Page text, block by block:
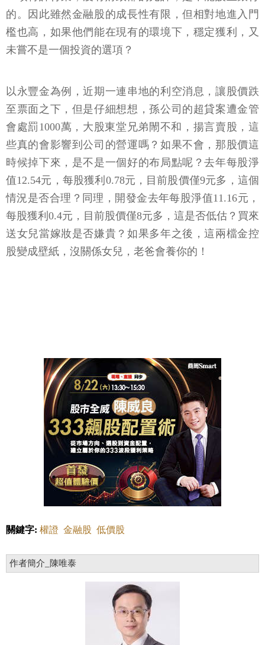
的。因此雖然金融股的成長性有限，但相對地進入門
檻也高，如果他們能在現有的環境下，穩定獲利，又
未嘗不是一個投資的選項？
以永豐金為例，近期一連串地的利空消息，讓股價跌
至票面之下，但是仔細想想，孫公司的超貸案遭金管
會處罰1000萬，大股東堂兄弟閙不和，揚言賣股，這
些真的會影響到公司的營運嗎？如果不會，那股價這
時候掉下來，是不是一個好的布局點呢？去年每股淨
值12.54元，每股獲利0.78元，目前股價僅9元多，這個
情況是否合理？同理，開發金去年每股淨值11.16元，
每股獲利0.4元，目前股價僅8元多，這是否低估？買來
送女兒當嫁妝是否嫌貴？如果多年之後，這兩檔金控
股變成壁紙，沒關係女兒，老爸會養你的！
關鍵字: 權證 金融股 低價股
作者簡介_陳唯泰